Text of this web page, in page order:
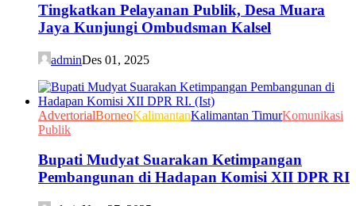
Tingkatkan Pelayanan Publik, Desa Muara
Jaya Kunjungi Ombudsman Kalsel
adminDes 01, 2025
AdvertorialBorneoKalimantanKalimantan TimurKomunikasi
Publik
Bupati Mudyat Suarakan Ketimpangan
Pembangunan di Hadapan Komisi XII DPR RI